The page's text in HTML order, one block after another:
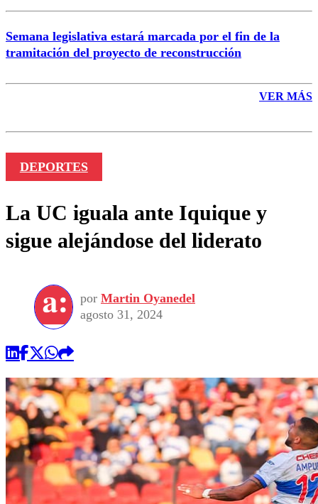
Semana legislativa estará marcada por el fin de la
tramitación del proyecto de reconstrucción
VER MÁS
DEPORTES
La UC iguala ante Iquique y
sigue alejándose del liderato
por Martin Oyanedel
agosto 31, 2024